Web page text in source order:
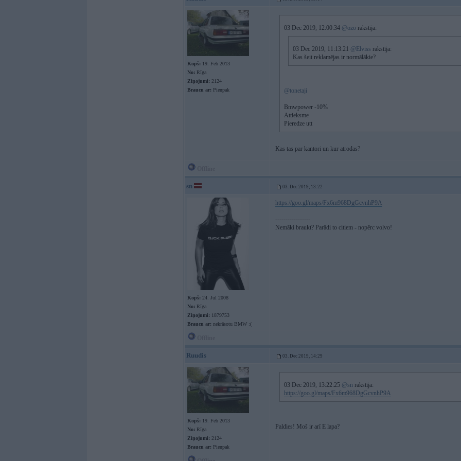
Kopš: 19. Feb 2013
No: Rīga
Ziņojumi: 2124
Braucu ar: Pienpak
03 Dec 2019, 12:00:34 @ozo rakstīja:
03 Dec 2019, 11:13:21 @Elviss rakstīja:
Kas šeit reklamējas ir normālākie?
@tonetaji
Bmwpower -10%
Attieksme
Pieredze utt
Kas tas par kantori un kur atrodas?
sn 03. Dec 2019, 13:22
Kopš: 24. Jul 2008
No: Rīga
Ziņojumi: 1879753
Braucu ar: nekrāsotu BMW :(
https://goo.gl/maps/Fx6m968DgGcvnhP9A
-----------------
Nemāki braukt? Parādi to citiem - nopērc volvo!
Ruudis 03. Dec 2019, 14:29
Kopš: 19. Feb 2013
No: Rīga
Ziņojumi: 2124
Braucu ar: Pienpak
03 Dec 2019, 13:22:25 @sn rakstīja:
https://goo.gl/maps/Fx6m968DgGcvnhP9A
Paldies! Moš ir arī E lapa?